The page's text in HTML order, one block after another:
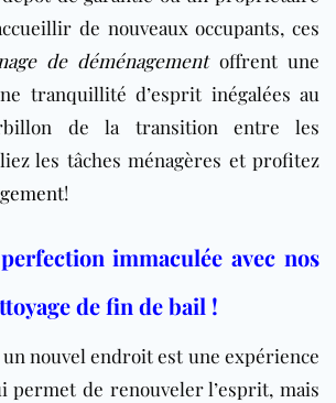
de nouveaux occupants, ces
de déménagementoffrent une
tranquillité d’esprit inégalées au
de la transition entre les
les tâches ménagères et profitez
!
immaculée avec nos
de fin de bail !
nouvel endroit est une expérience
permet de renouveler l’esprit, mais